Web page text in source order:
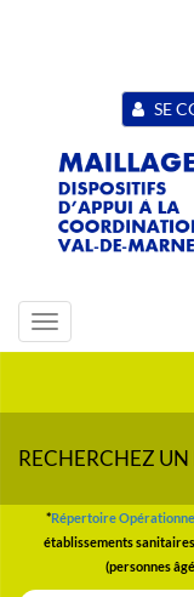
SE
Toggle
navigation
RECHERCHEZ
*Répertoire
établissements
(personnes